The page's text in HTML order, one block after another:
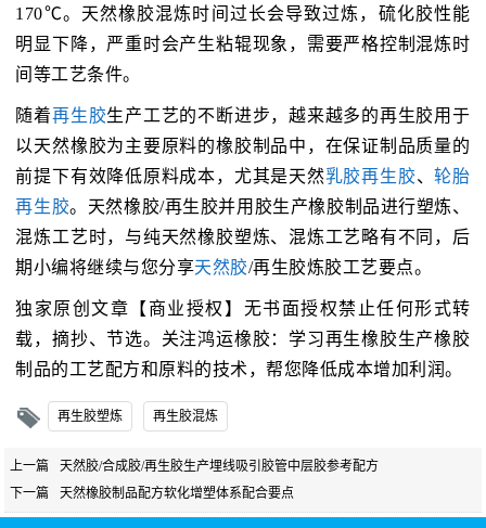
170℃。天然橡胶混炼时间过长会导致过炼，硫化胶性能
明显下降，严重时会产生粘辊现象，需要严格控制混炼时
间等工艺条件。
随着再生胶生产工艺的不断进步，越来越多的再生胶用于
以天然橡胶为主要原料的橡胶制品中，在保证制品质量的
前提下有效降低原料成本，尤其是天然乳胶再生胶、轮胎
再生胶。天然橡胶/再生胶并用胶生产橡胶制品进行塑炼、
混炼工艺时，与纯天然橡胶塑炼、混炼工艺略有不同，后
期小编将继续与您分享天然胶/再生胶炼胶工艺要点。
独家原创文章【商业授权】无书面授权禁止任何形式转
载，摘抄、节选。关注鸿运橡胶：学习再生橡胶生产橡胶
制品的工艺配方和原料的技术，帮您降低成本增加利润。
再生胶塑炼 再生胶混炼
上一篇
天然胶/合成胶/再生胶生产埋线吸引胶管中层胶参考配方
下一篇
天然橡胶制品配方软化增塑体系配合要点